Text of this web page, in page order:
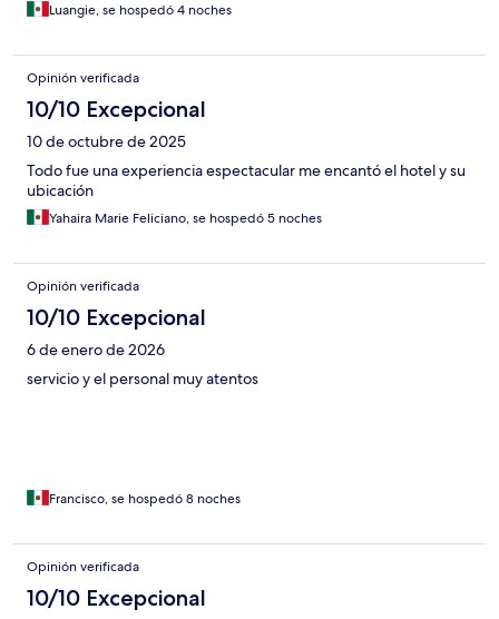
Luangie, se hospedó 4 noches
Opinión verificada
10/10 Excepcional
10 de octubre de 2025
Todo fue una experiencia espectacular me encantó el hotel y su
ubicación
Yahaira Marie Feliciano, se hospedó 5 noches
Opinión verificada
10/10 Excepcional
6 de enero de 2026
servicio y el personal muy atentos
Francisco, se hospedó 8 noches
Opinión verificada
10/10 Excepcional